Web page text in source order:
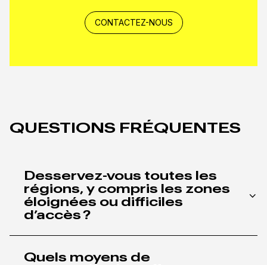
CONTACTEZ-NOUS
QUESTIONS FRÉQUENTES
Desservez-vous toutes les
régions, y compris les zones
éloignées ou difficiles
d’accès ?
stratégiquement situés,
Quels moyens de